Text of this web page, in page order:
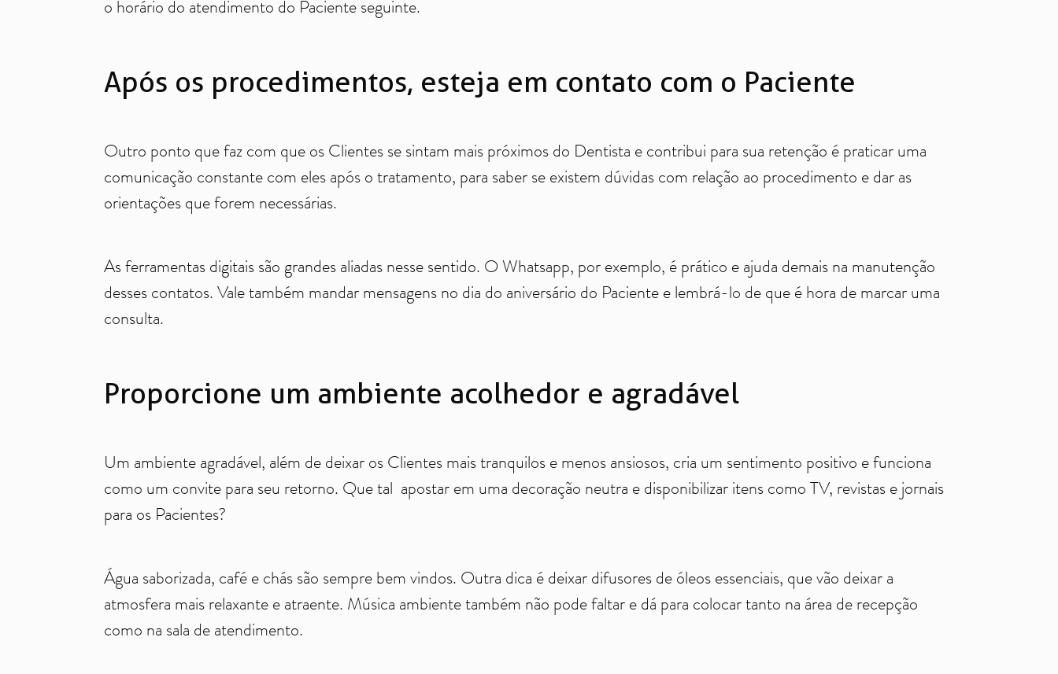
o horário do atendimento do Paciente seguinte.
Após os procedimentos, esteja em contato com o Paciente
Outro ponto que faz com que os Clientes se sintam mais próximos do Dentista e contribui para sua retenção é praticar uma
comunicação constante com eles após o tratamento, para saber se existem dúvidas com relação ao procedimento e dar as
orientações que forem necessárias.
As ferramentas digitais são grandes aliadas nesse sentido. O Whatsapp, por exemplo, é prático e ajuda demais na manutenção
desses contatos. Vale também mandar mensagens no dia do aniversário do Paciente e lembrá-lo de que é hora de marcar uma
consulta.
Proporcione um ambiente acolhedor e agradável
Um ambiente agradável, além de deixar os Clientes mais tranquilos e menos ansiosos, cria um sentimento positivo e funciona
como um convite para seu retorno. Que tal apostar em uma decoração neutra e disponibilizar itens como TV, revistas e jornais
para os Pacientes?
Água saborizada, café e chás são sempre bem vindos. Outra dica é deixar difusores de óleos essenciais, que vão deixar a
atmosfera mais relaxante e atraente. Música ambiente também não pode faltar e dá para colocar tanto na área de recepção
como na sala de atendimento.